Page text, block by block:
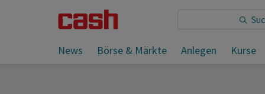
News Börse & Märkte Anlegen Kurse
Sie lesen: